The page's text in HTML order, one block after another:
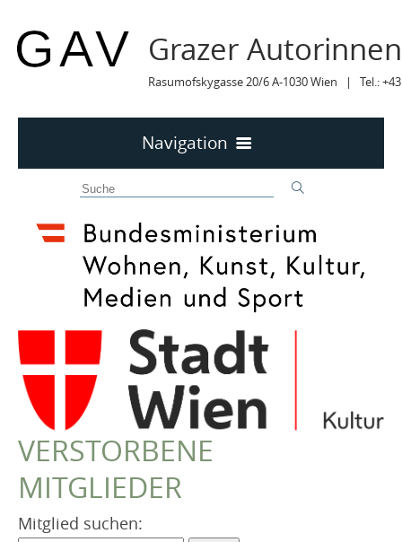
Grazer
Rasumofskygasse 20/6 A-1030 Wien | Tel.:
Navigation
MITTEILUNGEN
MITTEILUNGEN Archiv
TERMINE
TERMINE sortiert
LYRIK IM MÄRZ
MITGLIEDER
VEREIN
Robert Musil Gedenkraum
TERMINARCHIV
VERSTORBENE
MITGLIEDER
Mitglied suchen: